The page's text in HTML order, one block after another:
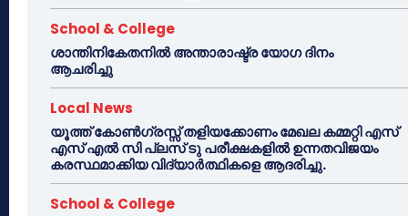
School & College
ശാന്തിനികേതനിൽ അന്താരാഷ്ട്ര യോഗ ദിനം
ആചരിച്ചു
Local News
യൂത്ത് കോൺഗ്രസ്സ് തളിയക്കോണം മേഖല കമ്മറ്റി എസ്
എസ് എൽ സി പ്ലസ് ടു പരീക്ഷകളിൽ ഉന്നതവിജയം
കരസ്ഥമാക്കിയ വിദ്യാർത്ഥികളെ ആദരിച്ചു.
School & College